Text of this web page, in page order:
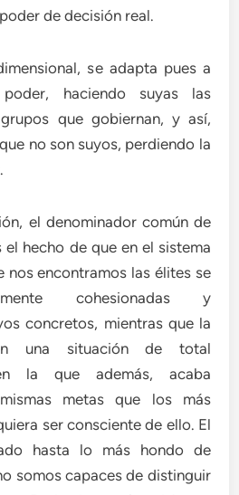
de decisión real.
se adapta pues a
haciendo suyas las
que gobiernan, y así,
no son suyos, perdiendo la
el denominador común de
hecho de que en el sistema
nos encontramos las élites se
cohesionadas y
concretos, mientras que la
una situación de total
la que además, acaba
metas que los más
ser consciente de ello. El
hasta lo más hondo de
somos capaces de distinguir